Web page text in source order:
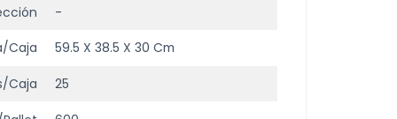
-
Caja 59.5 X 38.5 X 30 Cm
Caja 25